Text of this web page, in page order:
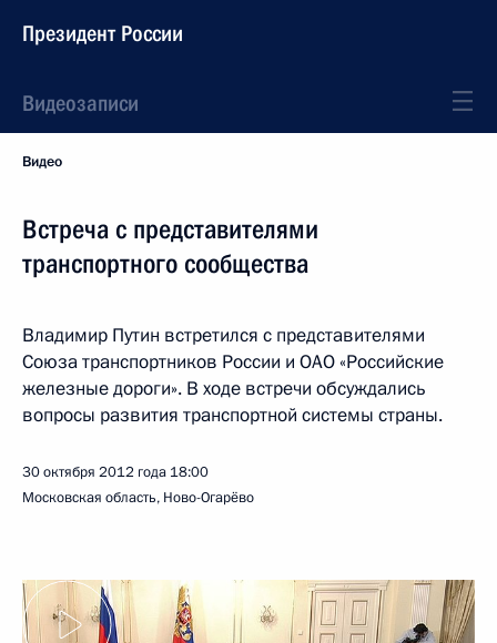
Президент России
Видеозаписи
Видео
Встреча с представителями
транспортного сообщества
Владимир Путин встретился с представителями
Союза транспортников России и ОАО «Российские
железные дороги». В ходе встречи обсуждались
вопросы развития транспортной системы страны.
30 октября 2012 года 18:00
Московская область, Ново-Огарёво